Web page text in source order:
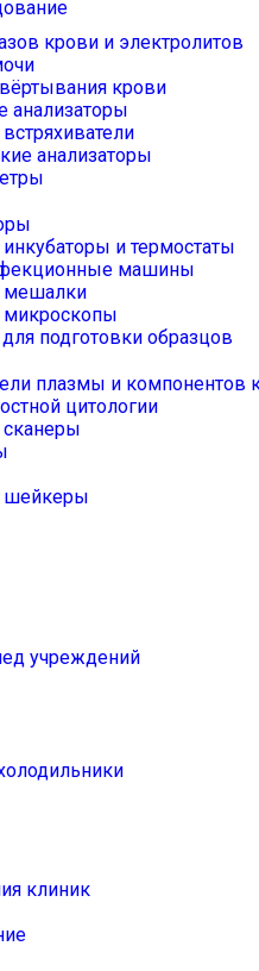
крови и электролитов
крови
анализаторы
анализаторы
и термостаты
машины
мешалки
подготовки образцов
плазмы и компонентов
цитологии
шейкеры
учреждений
клиник